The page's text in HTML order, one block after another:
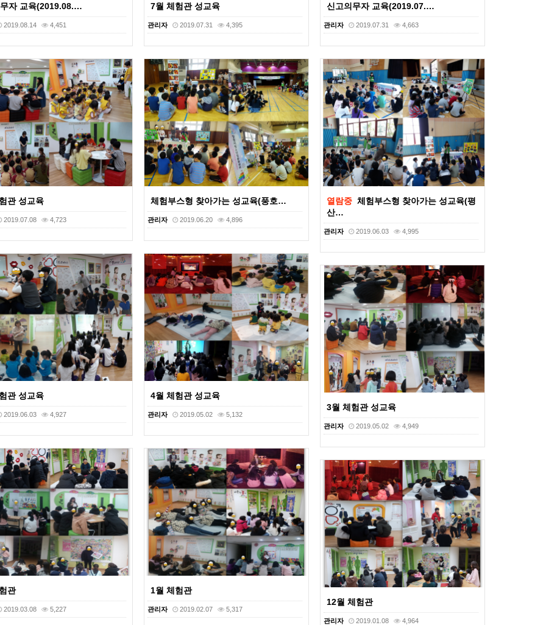
자 교육(2019.08.…
2019.08.14 4,451
7월 체험관 성교육
관리자 2019.07.31 4,395
신고의무자 교육(2019.07.…
관리자 2019.07.31 4,663
관 성교육
2019.07.08 4,723
체험부스형 찾아가는 성교육(풍호…
관리자 2019.06.20 4,896
열람중 체험부스형 찾아가는 성교육(평
산…
관리자 2019.06.03 4,995
관 성교육
2019.06.03 4,927
4월 체험관 성교육
관리자 2019.05.02 5,132
3월 체험관 성교육
관리자 2019.05.02 4,949
관
2019.03.08 5,227
1월 체험관
관리자 2019.02.07 5,317
12월 체험관
관리자 2019.01.08 4,964